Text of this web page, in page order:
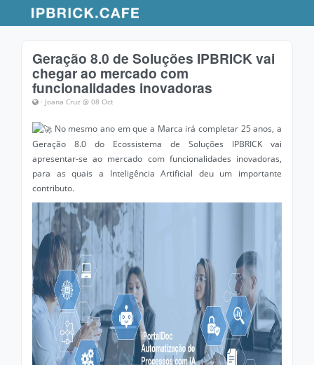
Geração 8.0 de Soluções IPBRICK vai
chegar ao mercado com
funcionalidades inovadoras
· Joana Cruz @ 08 Oct
No mesmo ano em que a Marca irá completar 25 anos, a
Geração 8.0 do Ecossistema de Soluções IPBRICK vai
apresentar-se ao mercado com funcionalidades inovadoras,
para as quais a Inteligência Artificial deu um importante
contributo.